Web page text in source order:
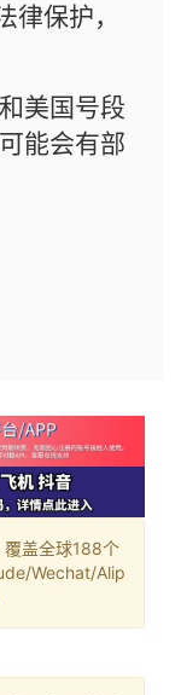
保护，
美国号段
能会有部
盖全球188个
Wechat/Alip